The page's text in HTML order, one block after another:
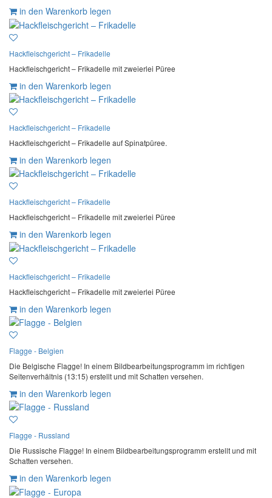
in den Warenkorb legen
Hackfleischgericht – Frikadelle
Hackfleischgericht – Frikadelle mit zweierlei Püree
in den Warenkorb legen
Hackfleischgericht – Frikadelle
Hackfleischgericht – Frikadelle auf Spinatpüree.
in den Warenkorb legen
Hackfleischgericht – Frikadelle
Hackfleischgericht – Frikadelle mit zweierlei Püree
in den Warenkorb legen
Hackfleischgericht – Frikadelle
Hackfleischgericht – Frikadelle mit zweierlei Püree
in den Warenkorb legen
Flagge - Belgien
Die Belgische Flagge! In einem Bildbearbeitungsprogramm im richtigen
Seitenverhältnis (13:15) erstellt und mit Schatten versehen.
in den Warenkorb legen
Flagge - Russland
Die Russische Flagge! In einem Bildbearbeitungsprogramm erstellt und mit
Schatten versehen.
in den Warenkorb legen